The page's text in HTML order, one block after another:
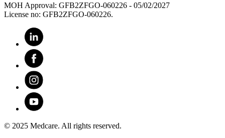
MOH Approval: GFB2ZFGO-060226 - 05/02/2027
License no: GFB2ZFGO-060226.
© 2025 Medcare. All rights reserved.